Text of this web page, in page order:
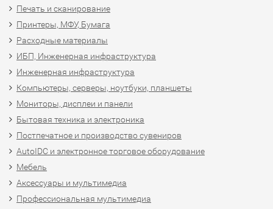
Печать и сканирование
Принтеры, МФУ, Бумага
Расходные материалы
ИБП, Инженерная инфраструктура
Инженерная инфраструктура
Компьютеры, серверы, ноутбуки, планшеты
Мониторы, дисплеи и панели
Бытовая техника и электроника
Постпечатное и производство сувениров
AutoIDC и электронное торговое оборудование
Мебель
Аксессуары и мультимедиа
Профессиональная мультимедиа